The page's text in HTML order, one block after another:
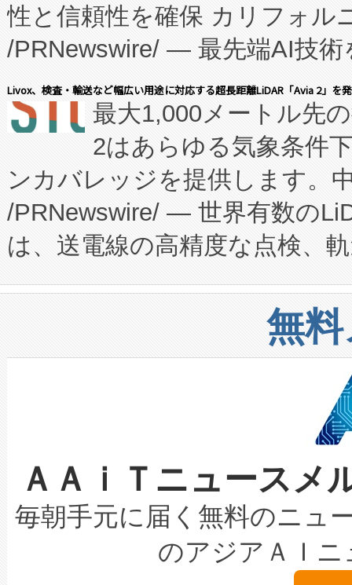
に、患者やサプライチェーン
キー方式で拡張性が高く、持
す。FCCM‑を活用した現地生
患者にとっての費用負担を大
のアクセスを大幅に拡大する
Fully-Connected Continuous
プログラムには、施設設計・
に関する技術移転および知的
構造化トレーニングカリキュ
上げおよび商用化段階におけ
設備整備および立ち上げ調整
加組織は、Enzeneのバイオ
選定された製品について、自
取得できる可能性もあります
設には、3億～4億ドルかか
最高経営責任者（CEO）であ
す。「当社のfully-connected
ームを利用すれば、6,000万
性と信頼性を確保 カリフォル
/PRNewswire/ — 最先端AI技術
会社エーアイ・アンド：本社
President原信平）と、エンタ
ードするVoltaiqは、日本にあ
ーエネルギー貯蔵システム（
た。 Voltaiq独自のAI搭載プラ
定、統合、導入、運用に至る
安全性を追跡し、確保する事
増加しているデータセンター
る電力網に大きな負担をかけ
事業者の負担軽減という課題
系統連系を迅速にし、ピーク
限を超えて利用可能な電力容
持できるよう貢献します。こ
ービスレベル契約（SLA）違
テリー性能の劣化によるダウ
念は、現在データセンターが
Livox、検査・輸送など幅広い用途に対応する超長距離LiDAR「Avia 2」を
最大1,000メートル先
2はあらゆる気象条件
ンカバレッジを提供します。
/PRNewswire/ — 世界有数の
は、送電線の高精度な点検、
や穀物倉庫におけるバルク材
リューション「Avia 2」を発
したAvia 2は、1,000メート
狭視野のFOVを切り替えるこ
ケーブル、枝などの細かな対
なレーザースポットにより、
な環境下でも豊かなディテー
キロメートル範囲を検出
LiDAR for Inspections,
は1535 nmレーザーを搭載。
無
ＡＡｉＴニュース
毎朝手元に届く無料のニュ
のアジアＡＩ